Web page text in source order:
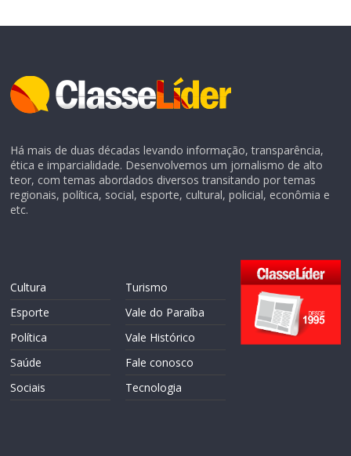
Há mais de duas décadas levando informação, transparência,
ética e imparcialidade. Desenvolvemos um jornalismo de alto
teor, com temas abordados diversos transitando por temas
regionais, política, social, esporte, cultural, policial, econômia e
etc.
Cultura
Esporte
Política
Saúde
Sociais
Turismo
Vale do Paraíba
Vale Histórico
Fale conosco
Tecnologia